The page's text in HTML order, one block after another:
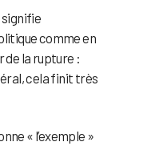
signifie
comme en
de la rupture :
cela finit très
« l’exemple »